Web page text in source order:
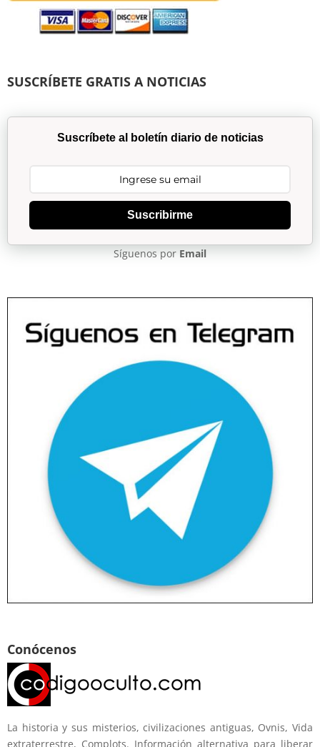
SUSCRÍBETE GRATIS A NOTICIAS
Suscríbete al boletín diario de noticias
Suscribirme
Síguenos por Email
Conócenos
La historia y sus misterios, civilizaciones antiguas, Ovnis, Vida
extraterrestre, Complots. Información alternativa para liberar